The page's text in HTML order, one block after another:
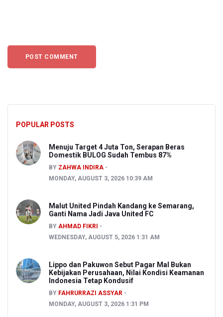
POPULAR POSTS
Menuju Target 4 Juta Ton, Serapan Beras
Domestik BULOG Sudah Tembus 87%
BY ZAHWA INDIRA
MONDAY, AUGUST 3, 2026 10:39 AM
Malut United Pindah Kandang ke Semarang,
Ganti Nama Jadi Java United FC
BY AHMAD FIKRI
WEDNESDAY, AUGUST 5, 2026 1:31 AM
Lippo dan Pakuwon Sebut Pagar Mal Bukan
Kebijakan Perusahaan, Nilai Kondisi Keamanan
Indonesia Tetap Kondusif
BY FAHRURRAZI ASSYAR
MONDAY, AUGUST 3, 2026 1:31 PM